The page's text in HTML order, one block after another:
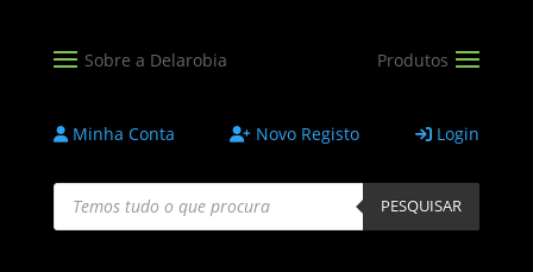
Minha Conta Novo Registo Login
Products
search PESQUISAR